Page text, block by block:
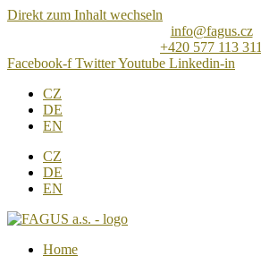
Direkt zum Inhalt wechseln
info@fagus.cz
+420 577 113 311
Facebook-f TwitterYoutube Linkedin-in
CZ
DE
EN
CZ
DE
EN
Home